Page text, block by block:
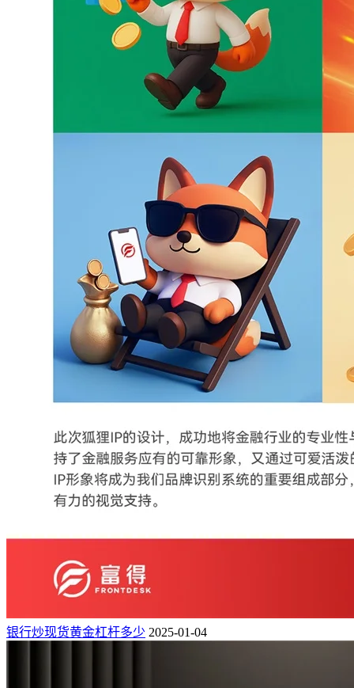
银行炒现货黄金杠杆多少 2025-01-04